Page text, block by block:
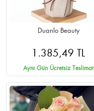
Duanlo Beauty
1.385,49 TL
Aynı Gün Ücretsiz Teslimat